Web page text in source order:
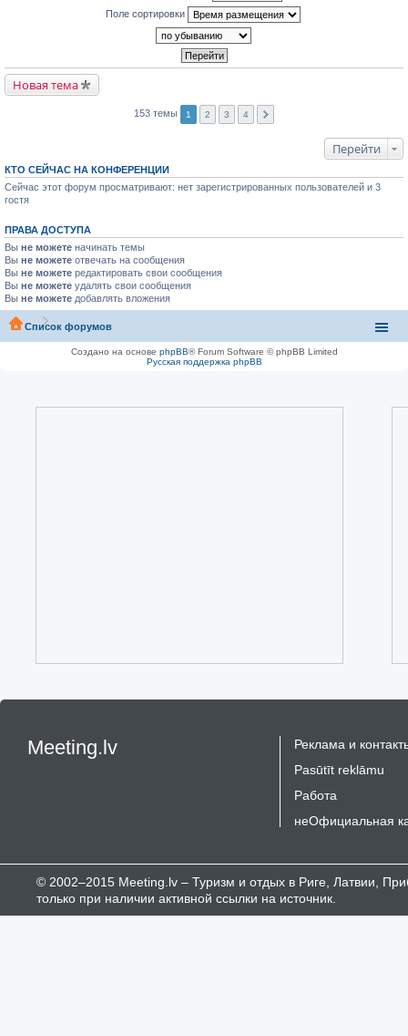
Поле сортировки
Новая тема
153 темы 1 2 3 4
Перейти
КТО СЕЙЧАС НА КОНФЕРЕНЦИИ
Сейчас этот форум просматривают: нет зарегистрированных пользователей и 3
гостя
ПРАВА ДОСТУПА
Вы не можете начинать темы
Вы не можете отвечать на сообщения
Вы не можете редактировать свои сообщения
Вы не можете удалять свои сообщения
Вы не можете добавлять вложения
Список форумов
Создано на основе phpBB® Forum Software © phpBB Limited
Русская поддержка phpBB
Meeting.lv
Реклама и
Pasūtīt reklāmu
Работа
неОфициальная
© 2002–2015 Meeting.lv – Туризм и отдых в Риге, Латвии,
только при наличии активной ссылки на источник.